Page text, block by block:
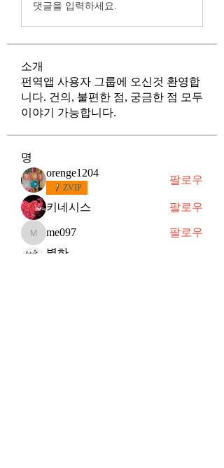
댓글을 입력하세요.
소개
펀역앱 사용자 그룹에 오신것 환영합
니다. 건의, 불편한 점, 궁금한 점 모두
이야기 가능합니다.
명
orenge1204
ZVIP
팔로우
키네시스 팔로우
me097
me097
팔로우
별하